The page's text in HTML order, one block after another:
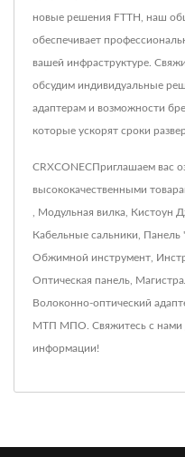
новые решения FTTH, наш
обеспечивает
вашей инфраструктуре.
обсудим индивидуальные
адаптерам и возможности
которые ускорят сроки
CRXCONECПриглашаем вас
высококачественными
Модульная вилка Кистоун
Кабельные сальники Панель
Обжимной инструмент
Оптическая панель
Волоконно-оптический
МТП МПО Свяжитесь с нами
информации!